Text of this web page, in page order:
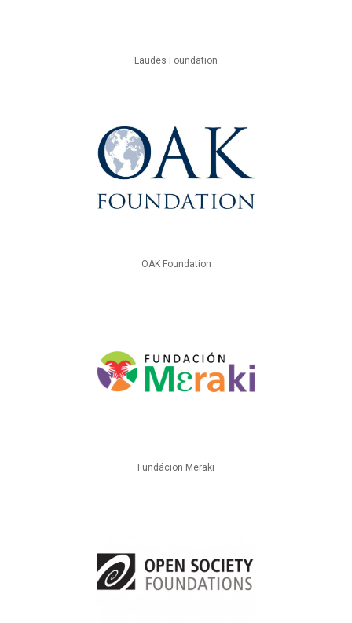
Laudes Foundation
OAK Foundation
Fundácion Meraki